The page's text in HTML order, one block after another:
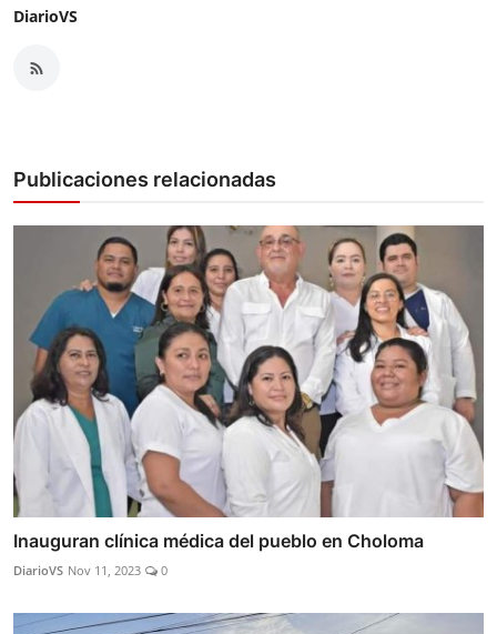
DiarioVS
Publicaciones relacionadas
Inauguran clínica médica del pueblo en Choloma
DiarioVS Nov 11, 2023 0